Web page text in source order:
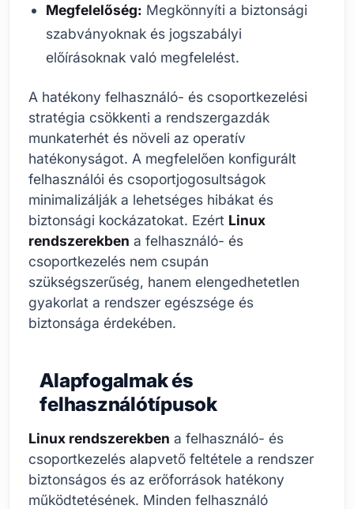
Megfelelőség: Megkönnyíti a biztonsági
szabványoknak és jogszabályi
előírásoknak való megfelelést.
A hatékony felhasználó- és csoportkezelési
stratégia csökkenti a rendszergazdák
munkaterhét és növeli az operatív
hatékonyságot. A megfelelően konfigurált
felhasználói és csoportjogosultságok
minimalizálják a lehetséges hibákat és
biztonsági kockázatokat. Ezért Linux
rendszerekben a felhasználó- és
csoportkezelés nem csupán
szükségszerűség, hanem elengedhetetlen
gyakorlat a rendszer egészsége és
biztonsága érdekében.
Alapfogalmak és
felhasználótípusok
Linux rendszerekben a felhasználó- és
csoportkezelés alapvető feltétele a rendszer
biztonságos és az erőforrások hatékony
működtetésének. Minden felhasználó